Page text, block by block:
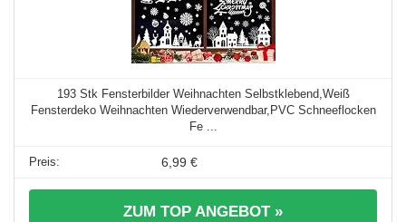
193 Stk Fensterbilder Weihnachten Selbstklebend,Weiß
Fensterdeko Weihnachten Wiederverwendbar,PVC Schneeflocken
Fe ...
6,99 €
ZUM TOP ANGEBOT »